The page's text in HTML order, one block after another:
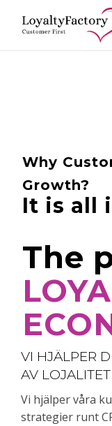
Why
Growth?
It is all
The
VI HJÄLPER
AV
Vi hjälper våra
strategier runt